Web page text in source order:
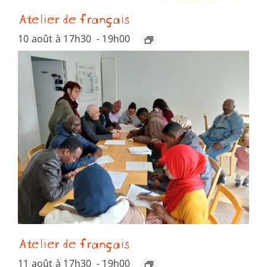
Atelier de français
10 août à 17h30 - 19h00
Atelier de français
11 août à 17h30 - 19h00